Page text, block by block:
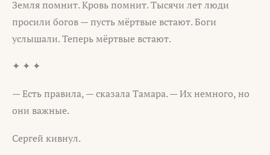
Земля помнит. Кровь помнит. Тысячи лет люди
просили богов — пусть мёртвые встают. Боги
услышали. Теперь мёртвые встают.
✦ ✦ ✦
— Есть правила, — сказала Тамара. — Их немного, но
они важные.
Сергей кивнул.